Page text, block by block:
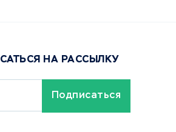
НА РАССЫЛКУ